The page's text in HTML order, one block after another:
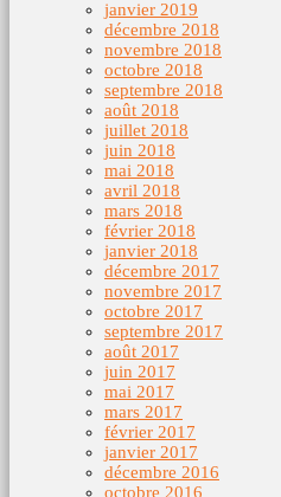
janvier 2019
décembre 2018
novembre 2018
octobre 2018
septembre 2018
août 2018
juillet 2018
juin 2018
mai 2018
avril 2018
mars 2018
février 2018
janvier 2018
décembre 2017
novembre 2017
octobre 2017
septembre 2017
août 2017
juin 2017
mai 2017
mars 2017
février 2017
janvier 2017
décembre 2016
octobre 2016